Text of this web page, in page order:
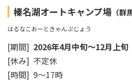
榛名湖オートキャンプ場 （群
はるなこおーときゃんぷじょう
[期間] 2026年4月中旬～12月上旬
[休み] 不定休
[時間] 9～17時